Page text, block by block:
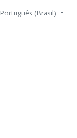
Português (Brasil)